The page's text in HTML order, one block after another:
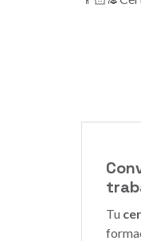
Tu